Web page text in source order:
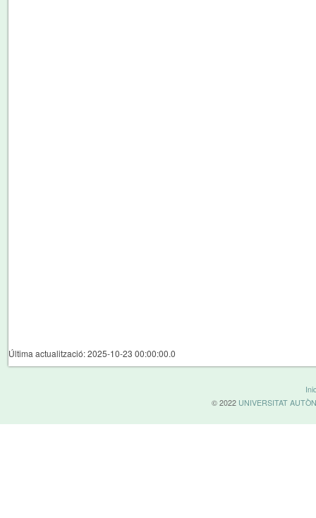
Última actualització: 2025-10-23 00:00:00.0
© 2022 UNIVERSITAT